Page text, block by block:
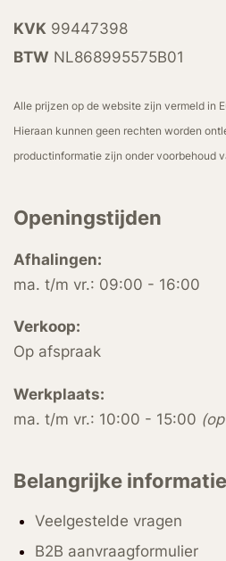
KVK 99447398
BTW NL868995575B01
Alle prijzen op de website zijn vermeld in
Hieraan kunnen geen rechten worden
productinformatie zijn onder voorbehoud
Openingstijden
Afhalingen:
ma. t/m vr.: 09:00 - 16:00
Verkoop:
Op afspraak
Werkplaats:
ma. t/m vr.: 10:00 - 15:00
Belangrijke informatie
Veelgestelde vragen
B2B aanvraagformulier